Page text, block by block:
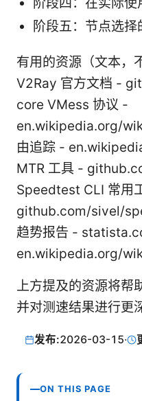
阶段四：在实际
阶段五：节点选
有用的资源（文本，
V2Ray 官方文档 -
core VMess 协议 -
en.wikipedia.org/
由追踪 -
MTR 工具 -
Speedtest CLI 常用
github.com/sivel/
趋势报告 -
en.wikipedia.org/
上方提及的资源将帮
并对测速结果进行更
发布:2026-03-15·
ON THIS PAGE